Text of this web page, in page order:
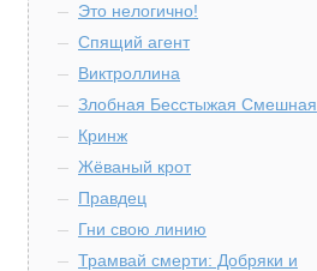
Это нелогично!
Спящий агент
Виктроллина
Злобная Бесстыжая Смешная
Кринж
Жёваный крот
Правдец
Гни свою линию
Трамвай смерти: Добряки и